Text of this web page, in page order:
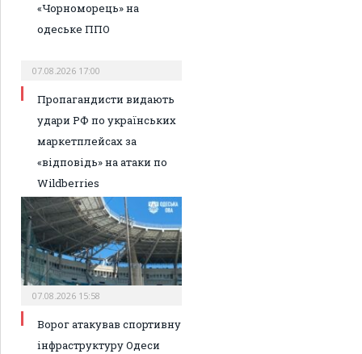
«Чорноморець» на
одеське ППО
07.08.2026 17:00
Пропагандисти видають
удари РФ по українських
маркетплейсах за
«відповідь» на атаки по
Wildberries
07.08.2026 15:58
Ворог атакував спортивну
інфраструктуру Одеси